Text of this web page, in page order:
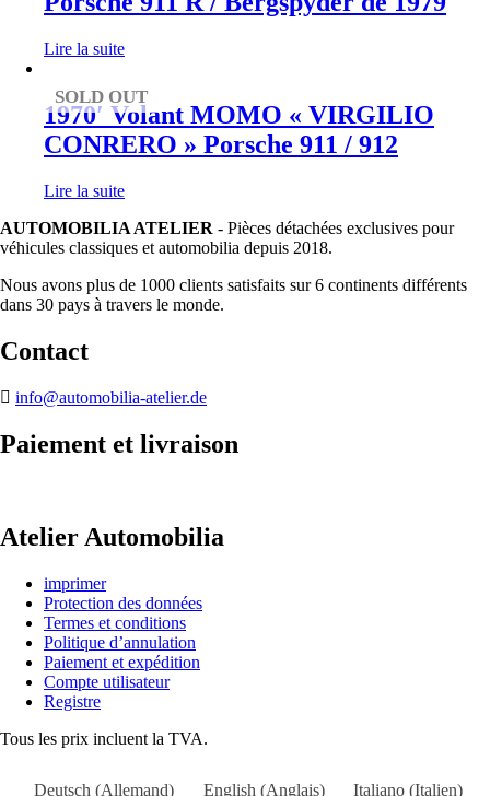
Lire la suite
SOLD OUT
1970′ Volant MOMO « VIRGILIO
CONRERO » Porsche 911 / 912
Lire la suite
AUTOMOBILIA ATELIER - Pièces détachées exclusives pour
véhicules classiques et automobilia depuis 2018.
Nous avons plus de 1000 clients satisfaits sur 6 continents différents
dans 30 pays à travers le monde.
Contact
info@automobilia-atelier.de
Paiement et livraison
Atelier Automobilia
imprimer
Protection des données
Termes et conditions
Politique d’annulation
Paiement et expédition
Compte utilisateur
Registre
Tous les prix incluent la TVA.
Deutsch (Allemand) English (Anglais) Italiano (Italien)